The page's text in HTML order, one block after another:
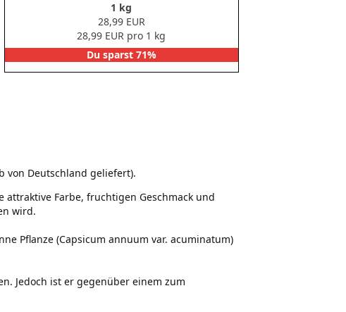
1 kg
28,99 EUR
28,99 EUR pro 1 kg
Du sparst 71%
von Deutschland geliefert).
Farbe, fruchtigen Geschmack und
wird.
Pflanze (Capsicum annuum var. acuminatum)
Jedoch ist er gegenüber einem zum